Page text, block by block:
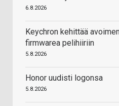
6.8.2026
Keychron kehittää
firmwarea pelihiiriin
5.8.2026
Honor uudisti logonsa
5.8.2026